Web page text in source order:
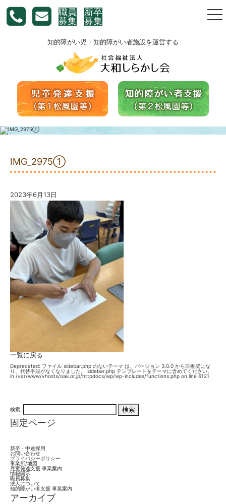
職員
募集
新卒
募集
知的障がい児・知的障がい者施設を運営する
IMG_2975①
2023年6月13日
一覧に戻る
Deprecated: ファイル sidebar.php のないテーマ は、バージョン 3.0.0 から非推奨にな
り、代替手段がなくなりました。 sidebar.php テンプレートをテーマに含めてください。
in /var/www/vhosts/oak.or.jp/httpdocs/wp/wp-includes/functions.php on line 6121
検索:
固定ページ
新卒・中途採用
お問い合わせ
プライバシーポリシー
事業所/地図
児童発達支援 事業案内
情報開示
職員募集
法人について
知的障がい者支援 事業案内
アーカイブ